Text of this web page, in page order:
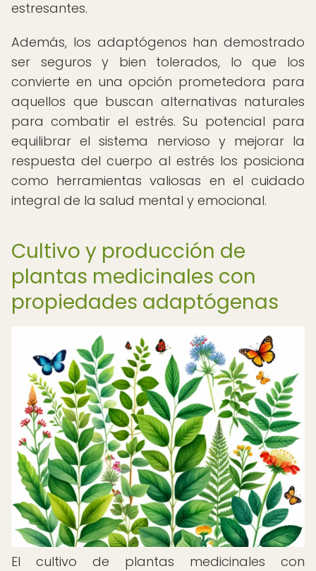
estresantes.
Además, los adaptógenos han demostrado
ser seguros y bien tolerados, lo que los
convierte en una opción prometedora para
aquellos que buscan alternativas naturales
para combatir el estrés. Su potencial para
equilibrar el sistema nervioso y mejorar la
respuesta del cuerpo al estrés los posiciona
como herramientas valiosas en el cuidado
integral de la salud mental y emocional.
Cultivo y producción de
plantas medicinales con
propiedades adaptógenas
El cultivo de plantas medicinales con